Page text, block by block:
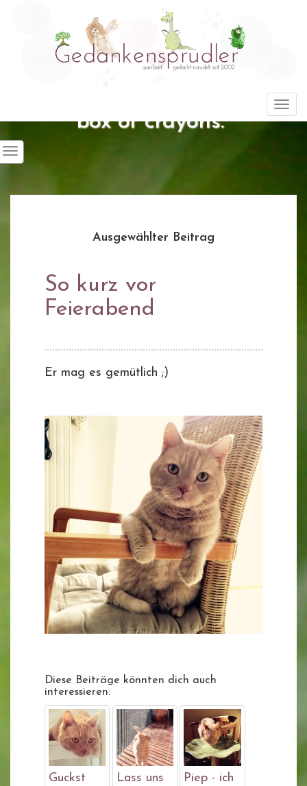
"Life is about using the whole
box of crayons."
Ausgewählter Beitrag
So kurz vor
Feierabend
Er mag es gemütlich ;)
Diese Beiträge könnten dich auch
interessieren:
Guckst
Lass uns
Piep - ich